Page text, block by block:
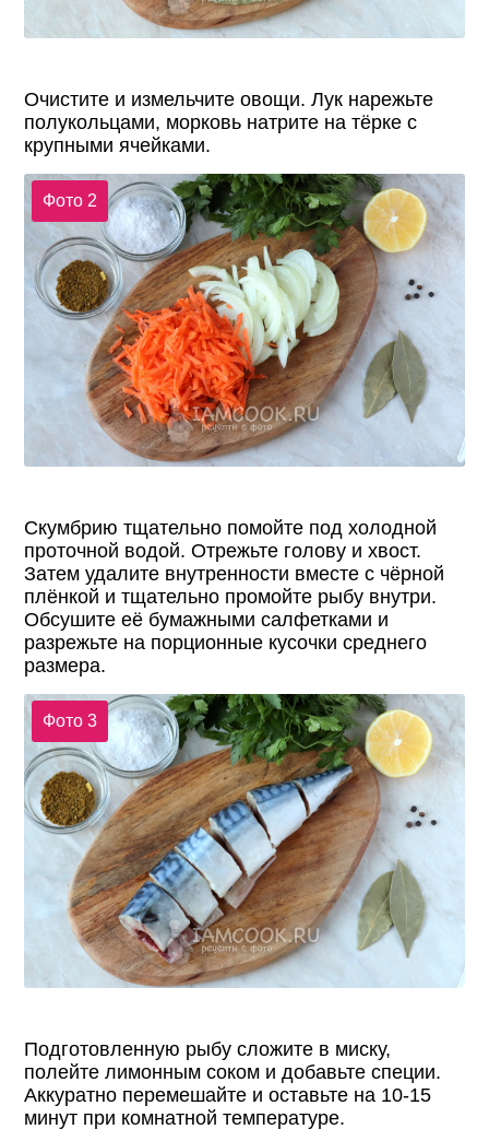
Очистите и измельчите овощи. Лук нарежьте
полукольцами, морковь натрите на тёрке с
крупными ячейками.
Фото 2
Скумбрию тщательно помойте под холодной
проточной водой. Отрежьте голову и хвост.
Затем удалите внутренности вместе с чёрной
плёнкой и тщательно промойте рыбу внутри.
Обсушите её бумажными салфетками и
разрежьте на порционные кусочки среднего
размера.
Фото 3
Подготовленную рыбу сложите в миску,
полейте лимонным соком и добавьте специи.
Аккуратно перемешайте и оставьте на 10-15
минут при комнатной температуре.